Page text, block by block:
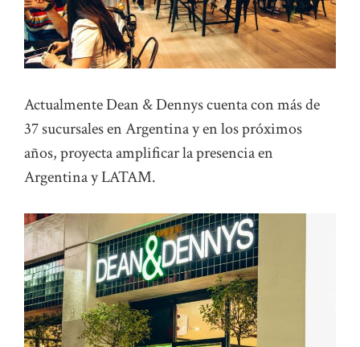
Actualmente Dean & Dennys cuenta con más de
37 sucursales en Argentina y en los próximos
años, proyecta amplificar la presencia en
Argentina y LATAM.